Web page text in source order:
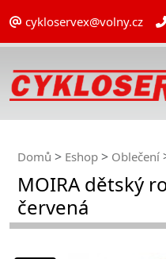
cykloservex@volny.cz
Domů Eshop Oblečení
MOIRA dětský
červená